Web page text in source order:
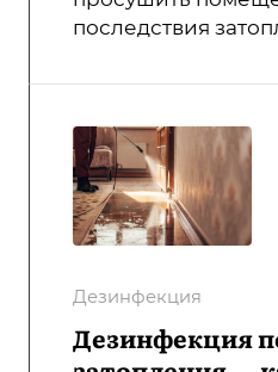
последствия
Дезинфекция
Дезинфекция